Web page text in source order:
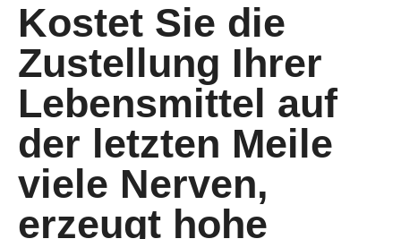
Kostet Sie die
Zustellung Ihrer
Lebensmittel auf
der letzten Meile
viele Nerven,
erzeugt hohe